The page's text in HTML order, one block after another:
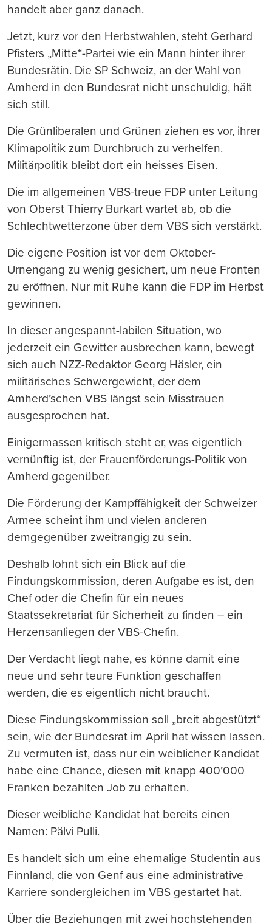
handelt aber ganz danach.
Jetzt, kurz vor den Herbstwahlen, steht Gerhard
Pfisters „Mitte“-Partei wie ein Mann hinter ihrer
Bundesrätin. Die SP Schweiz, an der Wahl von
Amherd in den Bundesrat nicht unschuldig, hält
sich still.
Die Grünliberalen und Grünen ziehen es vor, ihrer
Klimapolitik zum Durchbruch zu verhelfen.
Militärpolitik bleibt dort ein heisses Eisen.
Die im allgemeinen VBS-treue FDP unter Leitung
von Oberst Thierry Burkart wartet ab, ob die
Schlechtwetterzone über dem VBS sich verstärkt.
Die eigene Position ist vor dem Oktober-
Urnengang zu wenig gesichert, um neue Fronten
zu eröffnen. Nur mit Ruhe kann die FDP im Herbst
gewinnen.
In dieser angespannt-labilen Situation, wo
jederzeit ein Gewitter ausbrechen kann, bewegt
sich auch NZZ-Redaktor Georg Häsler, ein
militärisches Schwergewicht, der dem
Amherd’schen VBS längst sein Misstrauen
ausgesprochen hat.
Einigermassen kritisch steht er, was eigentlich
vernünftig ist, der Frauenförderungs-Politik von
Amherd gegenüber.
Die Förderung der Kampffähigkeit der Schweizer
Armee scheint ihm und vielen anderen
demgegenüber zweitrangig zu sein.
Deshalb lohnt sich ein Blick auf die
Findungskommission, deren Aufgabe es ist, den
Chef oder die Chefin für ein neues
Staatssekretariat für Sicherheit zu finden – ein
Herzensanliegen der VBS-Chefin.
Der Verdacht liegt nahe, es könne damit eine
neue und sehr teure Funktion geschaffen
werden, die es eigentlich nicht braucht.
Diese Findungskommission soll „breit abgestützt“
sein, wie der Bundesrat im April hat wissen lassen.
Zu vermuten ist, dass nur ein weiblicher Kandidat
habe eine Chance, diesen mit knapp 400’000
Franken bezahlten Job zu erhalten.
Dieser weibliche Kandidat hat bereits einen
Namen: Pälvi Pulli.
Es handelt sich um eine ehemalige Studentin aus
Finnland, die von Genf aus eine administrative
Karriere sondergleichen im VBS gestartet hat.
Über die Beziehungen mit zwei hochstehenden